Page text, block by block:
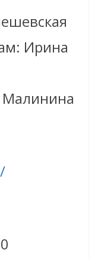
Ирина
Малинина